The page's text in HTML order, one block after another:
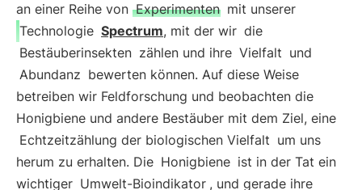
an einer Reihe von Experimenten mit unserer
Technologie Spectrum, mit der wir die
Bestäuberinsekten zählen und ihre Vielfalt und
Abundanz bewerten können. Auf diese Weise
betreiben wir Feldforschung und beobachten die
Honigbiene und andere Bestäuber mit dem Ziel, eine
Echtzeitzählung der biologischen Vielfalt um uns
herum zu erhalten. Die Honigbiene ist in der Tat ein
wichtiger Umwelt-Bioindikator , und gerade ihre